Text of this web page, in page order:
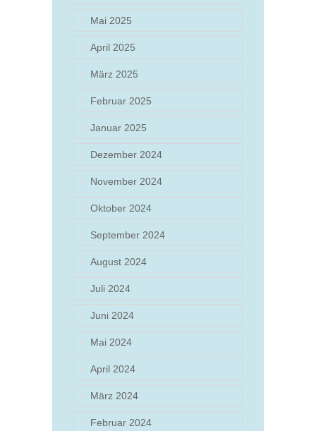
Mai 2025
April 2025
März 2025
Februar 2025
Januar 2025
Dezember 2024
November 2024
Oktober 2024
September 2024
August 2024
Juli 2024
Juni 2024
Mai 2024
April 2024
März 2024
Februar 2024